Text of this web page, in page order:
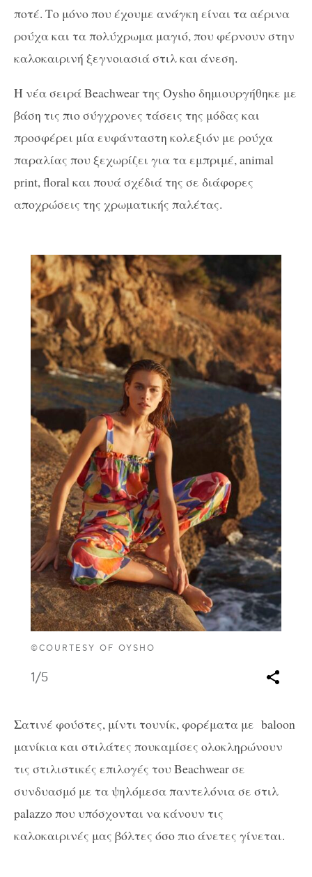
ποτέ. Το μόνο που έχουμε ανάγκη είναι τα αέρινα
ρούχα και τα πολύχρωμα μαγιό, που φέρνουν στην
καλοκαιρινή ξεγνοιασιά στιλ και άνεση.
Η νέα σειρά Βeachwear της Oysho δημιουργήθηκε με
βάση τις πιο σύγχρονες τάσεις της μόδας και
προσφέρει μία ευφάνταστη κολεξιόν με ρούχα
παραλίας που ξεχωρίζει για τα εμπριμέ, animal
print, floral και πουά σχέδιά της σε διάφορες
αποχρώσεις της χρωματικής παλέτας.
©COURTESY OF OYSHO
1/5
Σατινέ φούστες, μίντι τουνίκ, φορέματα με baloon
μανίκια και στιλάτες πουκαμίσες ολοκληρώνουν
τις στιλιστικές επιλογές του Beachwear σε
συνδυασμό με τα ψηλόμεσα παντελόνια σε στιλ
palazzo που υπόσχονται να κάνουν τις
καλοκαιρινές μας βόλτες όσο πιο άνετες γίνεται.